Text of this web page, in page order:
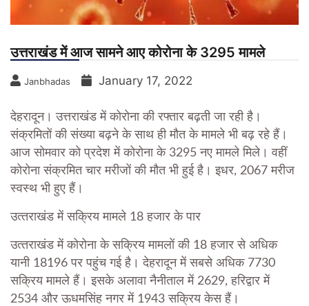
उत्तराखंड में आज सामने आए कोरोना के 3295 मामले
Janbhadas January 17, 2022
देहरादून। उत्तराखंड में कोरोना की रफ्तार बढ़ती जा रही है।
संक्रमितों की संख्या बढ़ने के साथ ही मौत के मामले भी बढ़ रहे हैं।
आज सोमवार को प्रदेश में कोरोना के 3295 नए मामले मिले। वहीं
कोरोना संक्रमित चार मरीजों की मौत भी हुई है। इधर, 2067 मरीज
स्वस्थ भी हुए हैं।
उत्‍तराखंड में सक्रिय मामले 18 हजार के पार
उत्‍तराखंड में कोरोना के सक्रिय मामलों की 18 हजार से अधिक
यानी 18196 पर पहुंच गई है। देहरादून में सबसे अधिक 7730
सक्रिय मामले हैं। इसके अलावा नैनीताल में 2629, हरिद्वार में
2534 और ऊधमसिंह नगर में 1943 सक्रिय केस हैं।